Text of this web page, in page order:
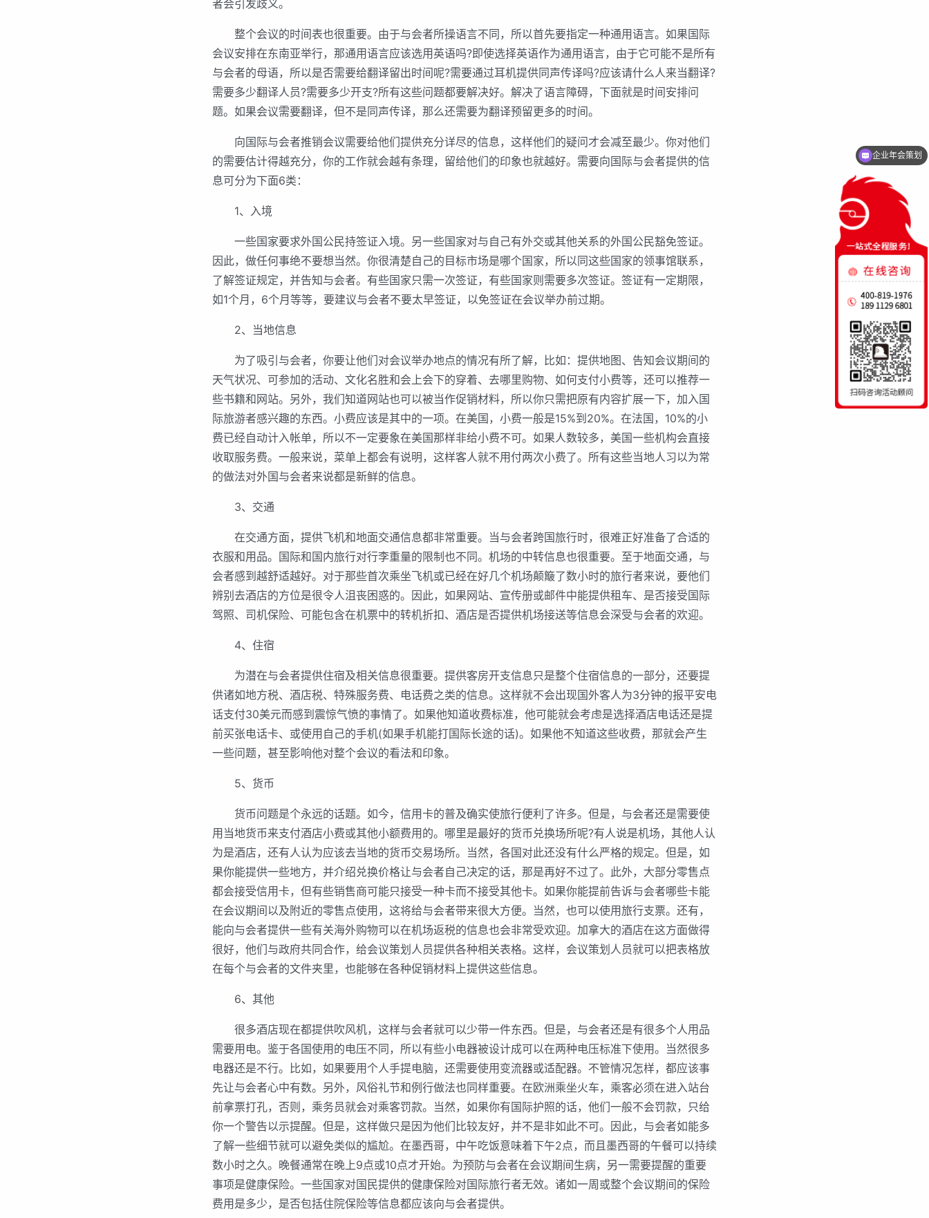
者会引发歧义。
整个会议的时间表也很重要。由于与会者所操语言不同，所以首先要指定一种通用语言。如果国际
会议安排在东南亚举行，那通用语言应该选用英语吗?即使选择英语作为通用语言，由于它可能不是所有
与会者的母语，所以是否需要给翻译留出时间呢?需要通过耳机提供同声传译吗?应该请什么人来当翻译?
需要多少翻译人员?需要多少开支?所有这些问题都要解决好。解决了语言障碍，下面就是时间安排问
题。如果会议需要翻译，但不是同声传译，那么还需要为翻译预留更多的时间。
向国际与会者推销会议需要给他们提供充分详尽的信息，这样他们的疑问才会减至最少。你对他们
的需要估计得越充分，你的工作就会越有条理，留给他们的印象也就越好。需要向国际与会者提供的信
息可分为下面6类：
1、入境
一些国家要求外国公民持签证入境。另一些国家对与自己有外交或其他关系的外国公民豁免签证。
因此，做任何事绝不要想当然。你很清楚自己的目标市场是哪个国家，所以同这些国家的领事馆联系，
了解签证规定，并告知与会者。有些国家只需一次签证，有些国家则需要多次签证。签证有一定期限，
如1个月，6个月等等，要建议与会者不要太早签证，以免签证在会议举办前过期。
2、当地信息
为了吸引与会者，你要让他们对会议举办地点的情况有所了解，比如：提供地图、告知会议期间的
天气状况、可参加的活动、文化名胜和会上会下的穿着、去哪里购物、如何支付小费等，还可以推荐一
些书籍和网站。另外，我们知道网站也可以被当作促销材料，所以你只需把原有内容扩展一下，加入国
际旅游者感兴趣的东西。小费应该是其中的一项。在美国，小费一般是15%到20%。在法国，10%的小
费已经自动计入帐单，所以不一定要象在美国那样非给小费不可。如果人数较多，美国一些机构会直接
收取服务费。一般来说，菜单上都会有说明，这样客人就不用付两次小费了。所有这些当地人习以为常
的做法对外国与会者来说都是新鲜的信息。
3、交通
在交通方面，提供飞机和地面交通信息都非常重要。当与会者跨国旅行时，很难正好准备了合适的
衣服和用品。国际和国内旅行对行李重量的限制也不同。机场的中转信息也很重要。至于地面交通，与
会者感到越舒适越好。对于那些首次乘坐飞机或已经在好几个机场颠簸了数小时的旅行者来说，要他们
辨别去酒店的方位是很令人沮丧困惑的。因此，如果网站、宣传册或邮件中能提供租车、是否接受国际
驾照、司机保险、可能包含在机票中的转机折扣、酒店是否提供机场接送等信息会深受与会者的欢迎。
4、住宿
为潜在与会者提供住宿及相关信息很重要。提供客房开支信息只是整个住宿信息的一部分，还要提
供诸如地方税、酒店税、特殊服务费、电话费之类的信息。这样就不会出现国外客人为3分钟的报平安电
话支付30美元而感到震惊气愤的事情了。如果他知道收费标准，他可能就会考虑是选择酒店电话还是提
前买张电话卡、或使用自己的手机(如果手机能打国际长途的话)。如果他不知道这些收费，那就会产生
一些问题，甚至影响他对整个会议的看法和印象。
5、货币
货币问题是个永远的话题。如今，信用卡的普及确实使旅行便利了许多。但是，与会者还是需要使
用当地货币来支付酒店小费或其他小额费用的。哪里是最好的货币兑换场所呢?有人说是机场，其他人认
为是酒店，还有人认为应该去当地的货币交易场所。当然，各国对此还没有什么严格的规定。但是，如
果你能提供一些地方，并介绍兑换价格让与会者自己决定的话，那是再好不过了。此外，大部分零售点
都会接受信用卡，但有些销售商可能只接受一种卡而不接受其他卡。如果你能提前告诉与会者哪些卡能
在会议期间以及附近的零售点使用，这将给与会者带来很大方便。当然，也可以使用旅行支票。还有，
能向与会者提供一些有关海外购物可以在机场返税的信息也会非常受欢迎。加拿大的酒店在这方面做得
很好，他们与政府共同合作，给会议策划人员提供各种相关表格。这样，会议策划人员就可以把表格放
在每个与会者的文件夹里，也能够在各种促销材料上提供这些信息。
6、其他
很多酒店现在都提供吹风机，这样与会者就可以少带一件东西。但是，与会者还是有很多个人用品
需要用电。鉴于各国使用的电压不同，所以有些小电器被设计成可以在两种电压标准下使用。当然很多
电器还是不行。比如，如果要用个人手提电脑，还需要使用变流器或适配器。不管情况怎样，都应该事
先让与会者心中有数。另外，风俗礼节和例行做法也同样重要。在欧洲乘坐火车，乘客必须在进入站台
前拿票打孔，否则，乘务员就会对乘客罚款。当然，如果你有国际护照的话，他们一般不会罚款，只给
你一个警告以示提醒。但是，这样做只是因为他们比较友好，并不是非如此不可。因此，与会者如能多
了解一些细节就可以避免类似的尴尬。在墨西哥，中午吃饭意味着下午2点，而且墨西哥的午餐可以持续
数小时之久。晚餐通常在晚上9点或10点才开始。为预防与会者在会议期间生病，另一需要提醒的重要
事项是健康保险。一些国家对国民提供的健康保险对国际旅行者无效。诸如一周或整个会议期间的保险
费用是多少，是否包括住院保险等信息都应该向与会者提供。
启动仪式策划